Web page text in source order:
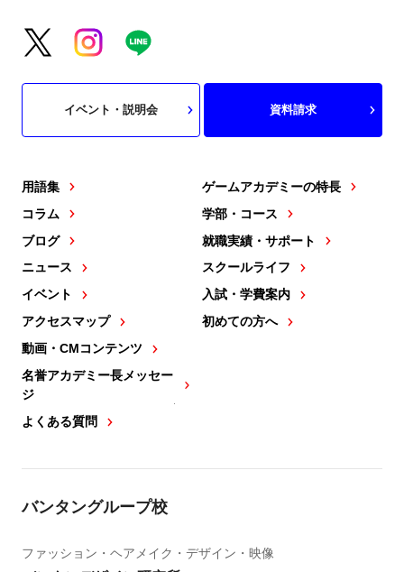
用語集
コラム
ブログ
ニュース
イベント
アクセスマップ
動画・CMコンテンツ
名誉アカデミー長メッセー
ジ
よくある質問
ゲームアカデミーの特長
学部・コース
就職実績・サポート
スクールライフ
入試・学費案内
初めての方へ
イベント・説明会 資料請求
バンタングループ校
ファッション・ヘアメイク・デザイン・映像